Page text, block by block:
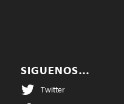
SIGUENOS…
Twitter